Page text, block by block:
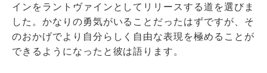
インをラントヴァインとしてリリースする道を選びま
した。かなりの勇気がいることだったはずですが、そ
のおかげでより自分らしく自由な表現を極めることが
できるようになったと彼は語ります。